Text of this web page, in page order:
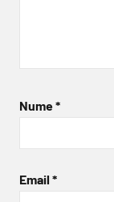
Nume*
Email *